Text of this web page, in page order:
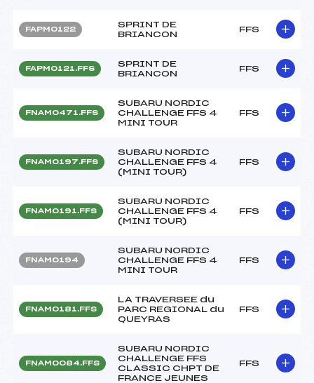
FAPM0122
SPRINT DE
BRIANCON
FFS
FAPM0121.FFS
SPRINT DE
BRIANCON
FFS
FNAM0471.FFS
SUBARU NORDIC
CHALLENGE FFS 4
MINI TOUR
FFS
FNAM0197.FFS
SUBARU NORDIC
CHALLENGE FFS 4
(MINI TOUR)
FFS
FNAM0191.FFS
SUBARU NORDIC
CHALLENGE FFS 4
(MINI TOUR)
FFS
FNAM0194
SUBARU NORDIC
CHALLENGE FFS 4
MINI TOUR
FFS
FNAM0181.FFS
LA TRAVERSEE du
PARC REGIONAL du
QUEYRAS
FFS
FNAM0084.FFS
SUBARU NORDIC
CHALLENGE FFS
CLASSIC CHPT DE
FRANCE JEUNES
FFS